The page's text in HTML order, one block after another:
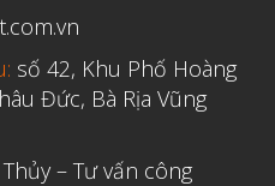
Tháng Sáu 2019
Tháng Tư 2019
số 42, Khu Phố Hoàng
Đức, Bà Rịa Vũng
– Tư vấn công